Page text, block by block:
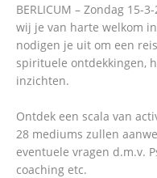
BERLICUM – Zondag 15-
wij je van harte welkom
nodigen je uit om een
spirituele ontdekkingen,
inzichten.
Ontdek een scala van
28 mediums zullen
eventuele vragen d.m.v.
coaching etc.